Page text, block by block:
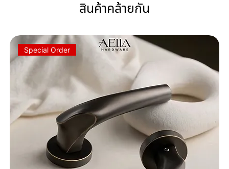
สินค้าคล้ายกัน
Special Order